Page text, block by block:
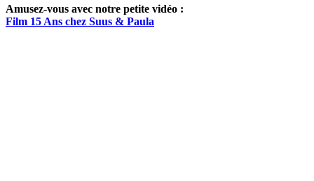
Amusez-vous avec notre petite vidéo :
Film 15 Ans chez Suus & Paula